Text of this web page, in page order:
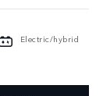
Electric/hybrid